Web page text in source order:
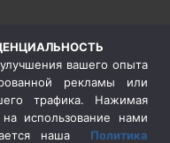
вашего опыта
рекламы или
трафика. Нажимая
использование нами
наша Политика